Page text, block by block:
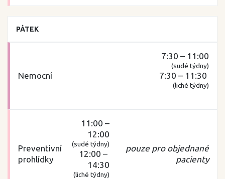
PÁTEK
7:30 – 11:00
(sudé týdny)
7:30 – 11:30
(liché týdny)
11:00 –
12:00
(sudé týdny)
12:00 –
14:30
(liché týdny)
pouze pro objednané
pacienty